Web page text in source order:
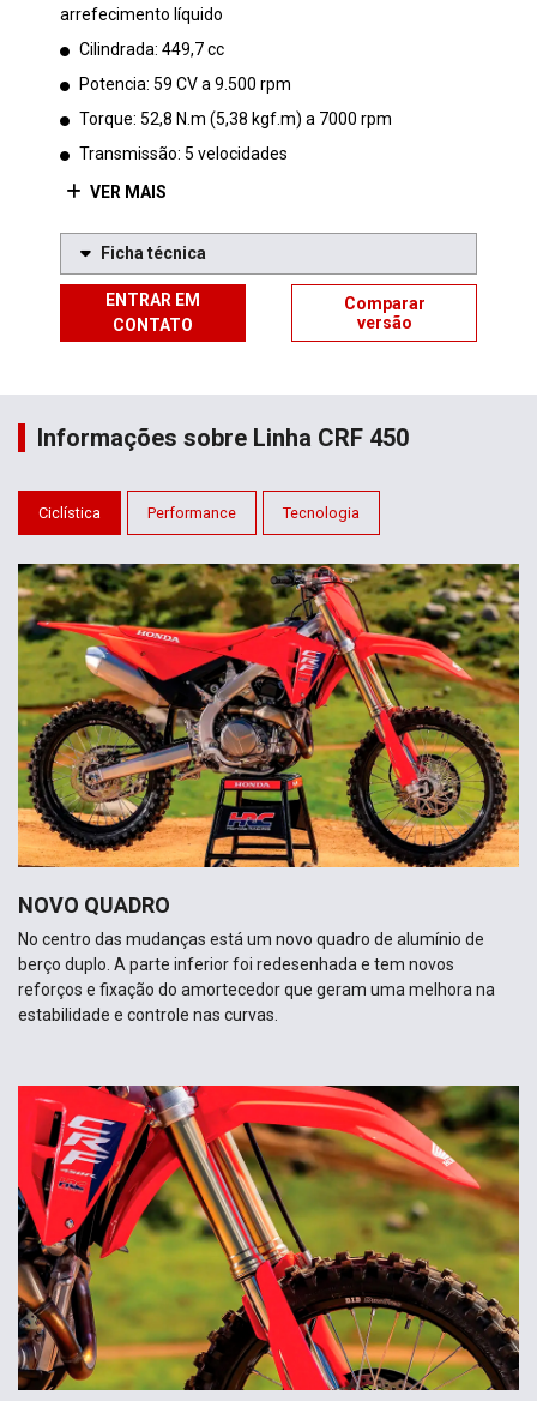
arrefecimento líquido
Cilindrada: 449,7 cc
Potencia: 59 CV a 9.500 rpm
Torque: 52,8 N.m (5,38 kgf.m) a 7000 rpm
Transmissão: 5 velocidades
VER MAIS
Ficha técnica
ENTRAR EM
CONTATO
Comparar
versão
Informações sobre Linha CRF 450
Ciclística Performance Tecnologia
NOVO QUADRO
No centro das mudanças está um novo quadro de alumínio de
berço duplo. A parte inferior foi redesenhada e tem novos
reforços e fixação do amortecedor que geram uma melhora na
estabilidade e controle nas curvas.